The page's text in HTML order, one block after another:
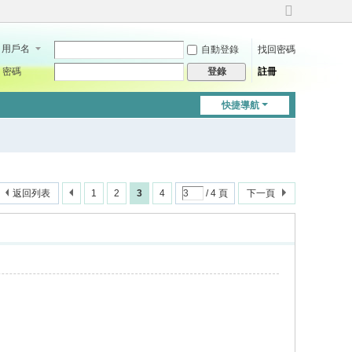
切
到
用戶名 自動登錄
找回密碼
密碼
登錄 註冊
快捷導航
1 2 3 4 / 4 頁 下一頁
返回列表